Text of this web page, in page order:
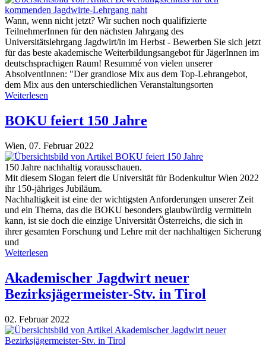
Wann, wenn nicht jetzt? Wir suchen noch qualifizierte
TeilnehmerInnen für den nächsten Jahrgang des
Universitätslehrgang Jagdwirt/in im Herbst - Bewerben Sie sich jetzt
für das beste akademische Weiterbildungsangebot für JägerInnen im
deutschsprachigen Raum! Resummé von vielen unserer
AbsolventInnen: "Der grandiose Mix aus dem Top-Lehrangebot,
dem Mix aus den unterschiedlichen Veranstaltungsorten
Weiterlesen
BOKU feiert 150 Jahre
Wien, 07. Februar 2022
150 Jahre nachhaltig vorausschauen.
Mit diesem Slogan feiert die Universität für Bodenkultur Wien 2022
ihr 150-jähriges Jubiläum.
Nachhaltigkeit ist eine der wichtigsten Anforderungen unserer Zeit
und ein Thema, das die BOKU besonders glaubwürdig vermitteln
kann, ist sie doch die einzige Universität Österreichs, die sich in
ihrer gesamten Forschung und Lehre mit der nachhaltigen Sicherung
und
Weiterlesen
Akademischer Jagdwirt neuer
Bezirksjägermeister-Stv. in Tirol
02. Februar 2022